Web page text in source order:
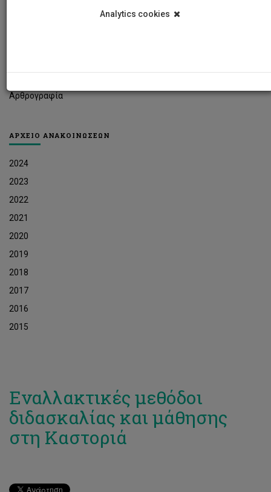
Αρθρογραφία
ΑΡΧΕΙΟ ΑΝΑΚΟΙΝΩΣΕΩΝ
2024
2023
2022
2021
2020
2019
2018
2017
2016
2015
Εναλλακτικές μεθόδοι
διδασκαλίας και μάθησης
στη Καστοριά
Analytics cookies